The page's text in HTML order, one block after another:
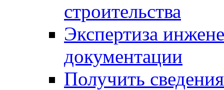
строительства
Экспертиза
документации
Получить